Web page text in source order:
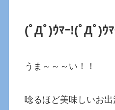
(ﾟДﾟ)ｳﾏｰ!(ﾟДﾟ)ｳ
うま～～～い！！
唸るほど美味しいお